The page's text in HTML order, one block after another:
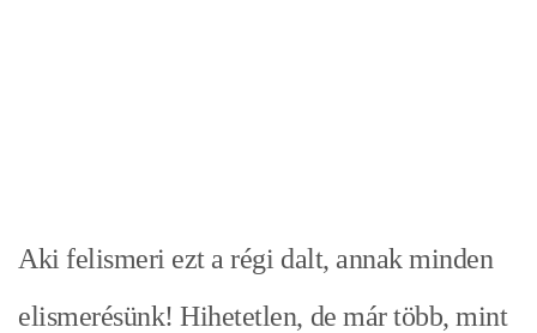
Aki felismeri ezt a régi dalt, annak minden
elismerésünk! Hihetetlen, de már több, mint